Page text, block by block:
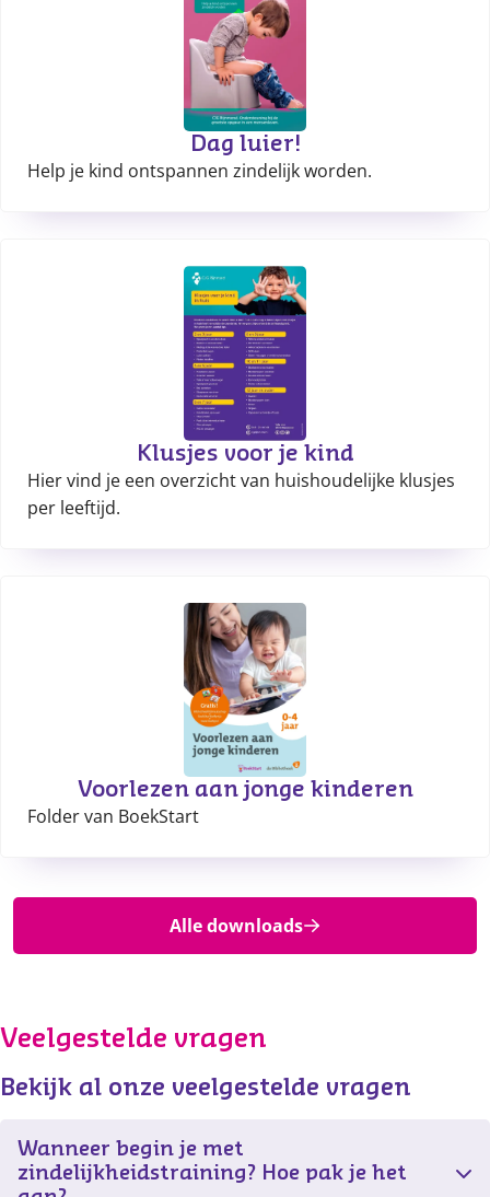
Dag luier!
Help je kind ontspannen zindelijk worden.
Klusjes voor je kind
Hier vind je een overzicht van huishoudelijke klusjes
per leeftijd.
Voorlezen aan jonge kinderen
Folder van BoekStart
Alle downloads
Veelgestelde vragen
Bekijk al onze veelgestelde vragen
Wanneer begin je met
zindelijkheidstraining? Hoe pak je het